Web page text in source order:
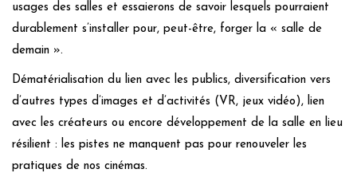
usages des salles et essaierons de savoir lesquels pourraient
durablement s’installer pour, peut-être, forger la « salle de
demain ».
Dématérialisation du lien avec les publics, diversification vers
d’autres types d’images et d’activités (VR, jeux vidéo), lien
avec les créateurs ou encore développement de la salle en lieu
résilient : les pistes ne manquent pas pour renouveler les
pratiques de nos cinémas.